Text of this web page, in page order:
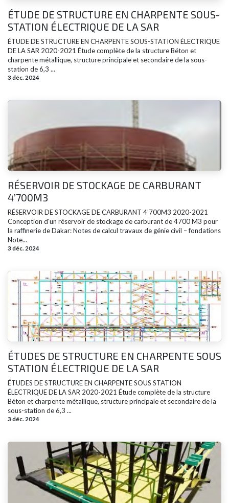
ÉTUDE DE STRUCTURE EN CHARPENTE SOUS-
STATION ÉLECTRIQUE DE LA SAR
ÉTUDE DE STRUCTURE EN CHARPENTE SOUS-STATION ÉLECTRIQUE
DE LA SAR​ 2020-2021 Étude complète de la structure Béton et
charpente métallique, structure principale et secondaire de la sous-
station de 6,3 ...
3 déc. 2024
RÉSERVOIR DE STOCKAGE DE CARBURANT
4’700M3
RÉSERVOIR DE STOCKAGE DE CARBURANT 4’700M3 2020-2021
Conception d'un réservoir de stockage de carburant de 4700 M3 pour
la raffinerie de Dakar: Notes de calcul travaux de génie civil – fondations
Note...
3 déc. 2024
ÉTUDES DE STRUCTURE EN CHARPENTE SOUS
STATION ÉLECTRIQUE DE LA SAR
ÉTUDES DE STRUCTURE EN CHARPENTE SOUS STATION
ÉLECTRIQUE DE LA SAR 2020-2021 Étude complète de la structure
Béton et charpente métallique, structure principale et secondaire de la
sous-station de 6,3 ...
3 déc. 2024